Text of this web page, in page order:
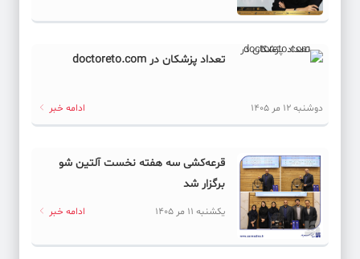
تعداد پزشکان در doctoreto.com
دوشنبه 12 مر 1405 ادامه خبر
قرعه‌کشی سه هفته نخست آلتین شو
برگزار شد
یکشنبه 11 مر 1405 ادامه خبر